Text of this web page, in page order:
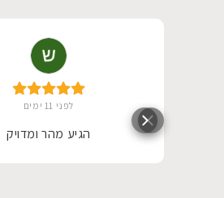
לפני 11 ימים
הגיע מהר ומדויק